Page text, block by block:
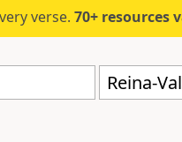
verse. 70+ resources valued
Reina-